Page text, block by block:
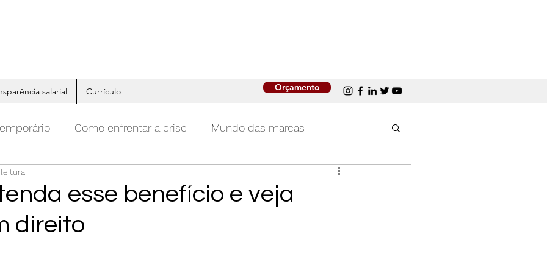
salarial Currículo Orçamento
Como enfrentar a crise Mundo das marcas
Mercado de trabalho
esse benefício e veja
direito